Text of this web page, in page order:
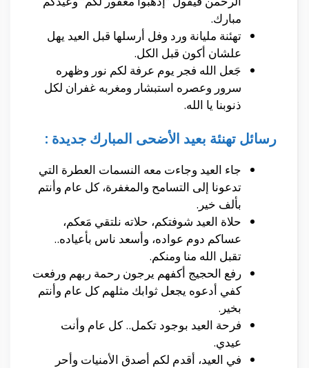
مبارك.
تهئنة مليانة ورد وفل أرسلها قبل العيد يهل
علشان أكون قبل الكل.
جَعل الله فجر يوم عرفة لكم نور وظهره
سرور وعصره استبشار ومغربه غفران لكل
ذنوبنا يا الله.
رسائل تهنئة بعيد الأضحى المبارك جديدة :
جاء العيد وجاءت معه النسمات العطرة التي
تدعونا إلى التسامح والمغفرة، كل عام وأنتم
بألف خير.
حلاة العيد شوفتكم، حلاته نلتقي مَعكم،
عساكم دوم عواده، وأسعد ناس بأعياده..
تقبل الله منا ومنكم.
رفع الحجيج أكفهم يرجون رحمة ربهم ورفعت
كفي أدعوه يجعل ثوابك مثلهم كل عام وأنتم
بخير.
فرحة العيد بوجود تكمل.. كل عام وأنت
عيدي.
في العيد، أقدم لكم أصدق الأمنيات وأحر